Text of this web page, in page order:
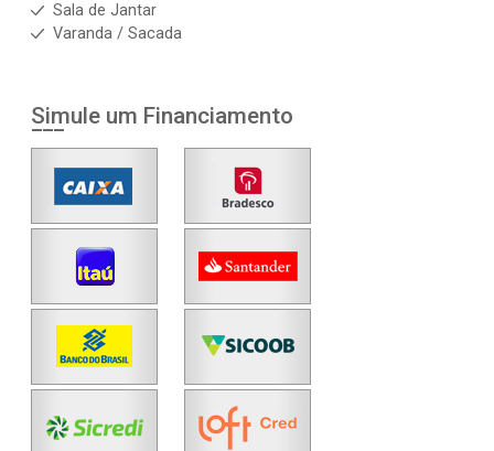
Sala de Jantar
Varanda / Sacada
Simule um Financiamento